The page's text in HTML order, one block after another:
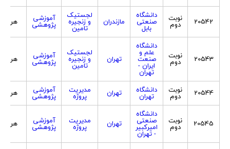
20542 نوبت
دوم
دانشگاه
صنعتی
بابل
مازندران
لجستیک
و زنجیره
تامین
آموزشی
پژوهشی هر دو
20543 نوبت
دوم
دانشگاه
علم و
صنعت
ایران -
تهران
تهران
لجستیک
و زنجیره
تامین
آموزشی
پژوهشی هر دو
20544 نوبت
دوم
دانشگاه
تهران تهران مدیریت
پروژه
آموزشی
پژوهشی هر دو
20545 نوبت
دوم
دانشگاه
صنعتی
امیرکبیر
- تهران
تهران مدیریت
پروژه
آموزشی
پژوهشی هر دو